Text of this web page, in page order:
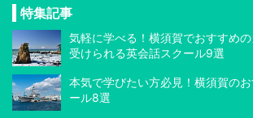
特集記事
気軽に学べる！横須賀でおすすめ
受けられる英会話スクール9選
本気で学びたい方必見！横須賀の
ール8選